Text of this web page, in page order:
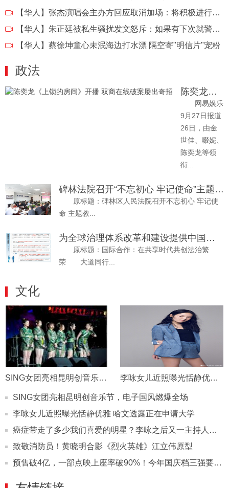
【华人】 张杰演唱会主办方回应取消加场：将积极进行退款
【华人】 朱正廷被私生骚扰发文怒斥：如果有下次就警局见
【华人】 蔡徐坤童心未泯海边打水漂 隔空寄"明信片"宠粉
政法
陈奕龙《上锁的房间》开播 双商在线破案屡出奇招
网易娱乐
9月27日报道
26日，由金
世佳、啜妮、
陈奕龙等领
衔...
碑林法院召开“不忘初心 牢记使命”主题教育
原标题：碑林区人民法院召开不忘初心 牢记使
命 主题教...
为全球治理体系改革和建设提供中国司法方案
原标题：国际合作：在共享时代共创法治繁
荣 大道同行...
文化
SING女团亮相昆明创音乐节，电子国风燃爆全场 李咏女儿近照曝光恬静优雅 哈文透露正在申请大学
SING女团亮相昆明创音乐节，电子国风燃爆全场
李咏女儿近照曝光恬静优雅 哈文透露正在申请大学
癌症带走了多少我们喜爱的明星？李咏之后又一主持人在抗癌的路上
致敬消防员！黄晓明合影《烈火英雄》江立伟原型
预售破4亿，一部点映上座率破90%！今年国庆档三强要出50亿爆款？